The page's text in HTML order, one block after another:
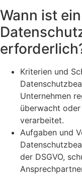
Wann ist ein
Kriterien und
Unternehmen
überwacht
verarbeitet.
Aufgaben und
der DSGVO,